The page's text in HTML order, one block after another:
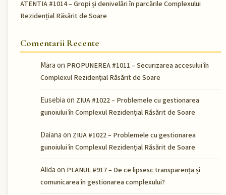
ATENTIA #1014 – Gropi și denivelări în parcările Complexului
Rezidențial Răsărit de Soare
Comentarii Recente
Maraon PROPUNEREA #1011 – Securizarea accesului în
Complexul Rezidențial Răsărit de Soare
Eusebiaon ZIUA #1022 – Problemele cu gestionarea
gunoiului în Complexul Rezidențial Răsărit de Soare
Daianaon ZIUA #1022 – Problemele cu gestionarea
gunoiului în Complexul Rezidențial Răsărit de Soare
Alidaon PLANUL #917 – De ce lipsesc transparența și
comunicarea în gestionarea complexului?